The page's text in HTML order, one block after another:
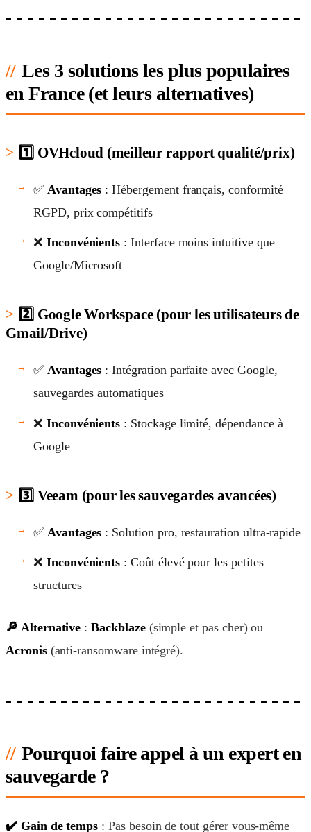
Les 3 solutions les plus populaires
en France (et leurs alternatives)
1️⃣ OVHcloud (meilleur rapport qualité/prix)
✅ Avantages : Hébergement français, conformité
RGPD, prix compétitifs
❌ Inconvénients : Interface moins intuitive que
Google/Microsoft
2️⃣ Google Workspace (pour les utilisateurs de
Gmail/Drive)
✅ Avantages : Intégration parfaite avec Google,
sauvegardes automatiques
❌ Inconvénients : Stockage limité, dépendance à
Google
3️⃣ Veeam (pour les sauvegardes avancées)
✅ Avantages : Solution pro, restauration ultra-rapide
❌ Inconvénients : Coût élevé pour les petites
structures
🔎 Alternative :Backblaze(simple et pas cher) ou
Acronis(anti-ransomware intégré).
Pourquoi faire appel à un expert en
sauvegarde ?
✔️ Gain de temps : Pas besoin de tout gérer vous-même